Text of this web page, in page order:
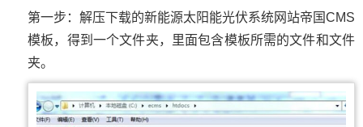
第一步：解压下载的新能源太阳能光伏系统网站帝国CMS
模板，得到一个文件夹，里面包含模板所需的文件和文件
夹。